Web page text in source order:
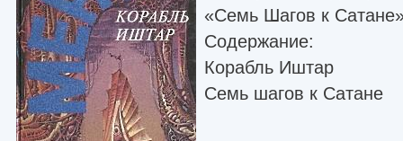
«Семь Шагов к
Содержание:
Корабль Иштар
Семь шагов к Сатане